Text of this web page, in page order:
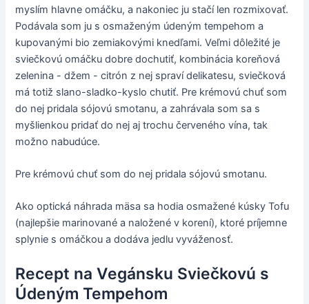
myslím hlavne omáčku, a nakoniec ju stačí len rozmixovať.
Podávala som ju s osmaženým údeným tempehom a
kupovanými bio zemiakovými knedľami. Veľmi dôležité je
sviečkovú omáčku dobre dochutiť, kombinácia koreňová
zelenina - džem - citrón z nej spraví delikatesu, sviečková
má totiž slano-sladko-kyslo chutiť. Pre krémovú chuť som
do nej pridala sójovú smotanu, a zahrávala som sa s
myšlienkou pridať do nej aj trochu červeného vína, tak
možno nabudúce.
Pre krémovú chuť som do nej pridala sójovú smotanu.
Ako optická náhrada mäsa sa hodia osmažené kúsky Tofu
(najlepšie marinované a naložené v korení), ktoré príjemne
splynie s omáčkou a dodáva jedlu vyváženosť.
Recept na Vegánsku Sviečkovú s
Údeným Tempehom